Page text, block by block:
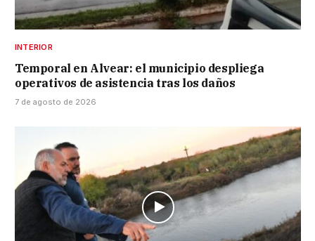
INTERIOR
Temporal en Alvear: el municipio despliega
operativos de asistencia tras los daños
7 de agosto de 2026